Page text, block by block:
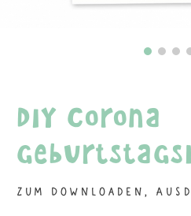
DIY Corona
Zum Downloaden,